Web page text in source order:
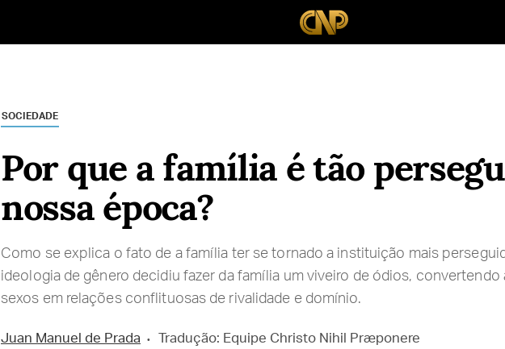
SOCIEDADE
Por que a família é tão
nossa época?
Como se explica o fato de a família ter se tornado a instituição mais
ideologia de gênero decidiu fazer da família um viveiro de ódios, convertendo
sexos em relações conflituosas de rivalidade e domínio.
Juan Manuel de Prada
Tradução: Equipe Christo Nihil Præponere